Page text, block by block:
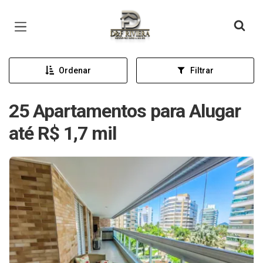
Página inicial
Ordenar Filtrar
25 Apartamentos para Alugar
até R$ 1,7 mil